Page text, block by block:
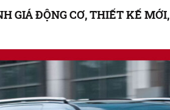
GIÁ ĐỘNG CƠ, THIẾT KẾ